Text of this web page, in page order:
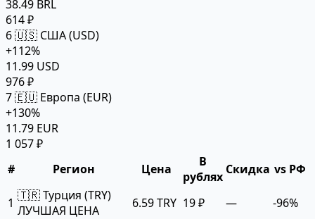
38.49 BRL
614 ₽
6🇺🇸 США (USD)
+112%
11.99 USD
976 ₽
7🇪🇺 Европа (EUR)
+130%
11.79 EUR
1 057 ₽
#
Регион Цена
В
рублях Скидка vs РФ
1 🇹🇷 Турция (TRY)
ЛУЧШАЯ ЦЕНА
6.59 TRY 19 ₽ — -96%